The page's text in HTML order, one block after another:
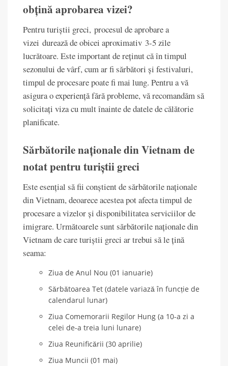
obțină aprobarea vizei?
Pentru turiștii greci, procesul de aprobare a
vizei durează de obicei aproximativ 3-5 zile
lucrătoare. Este important de reținut că în timpul
sezonului de vârf, cum ar fi sărbători și festivaluri,
timpul de procesare poate fi mai lung. Pentru a vă
asigura o experiență fără probleme, vă recomandăm să
solicitați viza cu mult înainte de datele de călătorie
planificate.
Sărbătorile naționale din Vietnam de
notat pentru turiștii greci
Este esențial să fii conștient de sărbătorile naționale
din Vietnam, deoarece acestea pot afecta timpul de
procesare a vizelor și disponibilitatea serviciilor de
imigrare. Următoarele sunt sărbătorile naționale din
Vietnam de care turiștii greci ar trebui să le țină
seama:
Ziua de Anul Nou (01 ianuarie)
Sărbătoarea Tet (datele variază în funcție de
calendarul lunar)
Ziua Comemorarii Regilor Hung (a 10-a zi a
celei de-a treia luni lunare)
Ziua Reunificării (30 aprilie)
Ziua Muncii (01 mai)